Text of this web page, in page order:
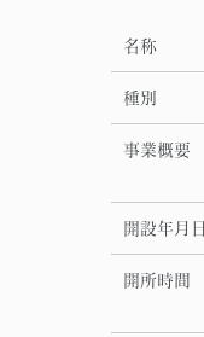
名称
種別
事業概要
開設年月日
開所時間